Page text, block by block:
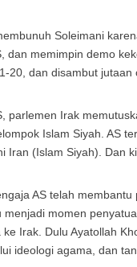
Soleimani
dan memimpin demo
20, dan disambut
parlemen Irak
Islam Siyah. AS
Iran (Islam Siyah). Dan
AS telah
menjadi momen
Irak. Dulu Ayatollah
ideologi agama, dan